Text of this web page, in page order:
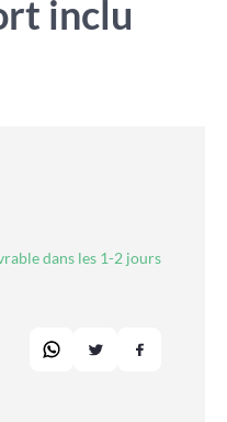
inclu
dans les 1-2 jours